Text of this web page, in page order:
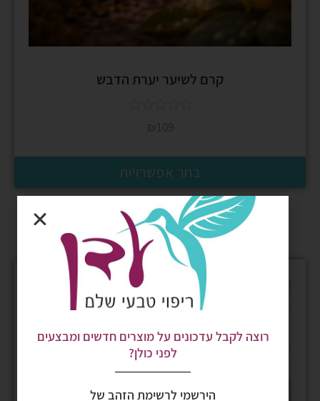
קרם לשיער יערת הדבש
₪109
בחר אפשרויות
רוצה לקבל עדכונים על מוצרים חדשים ומבצעים
לפני כולן?
הירשמי לרשימת הזהב של